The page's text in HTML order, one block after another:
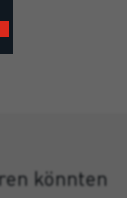
könnten